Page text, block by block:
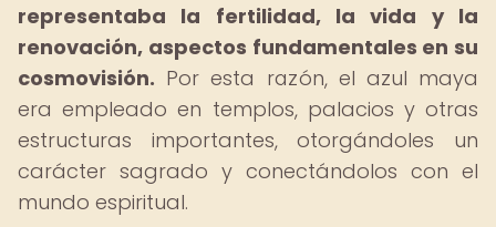
representaba la fertilidad, la vida y la
renovación, aspectos fundamentales en su
cosmovisión. Por esta razón, el azul maya
era empleado en templos, palacios y otras
estructuras importantes, otorgándoles un
carácter sagrado y conectándolos con el
mundo espiritual.